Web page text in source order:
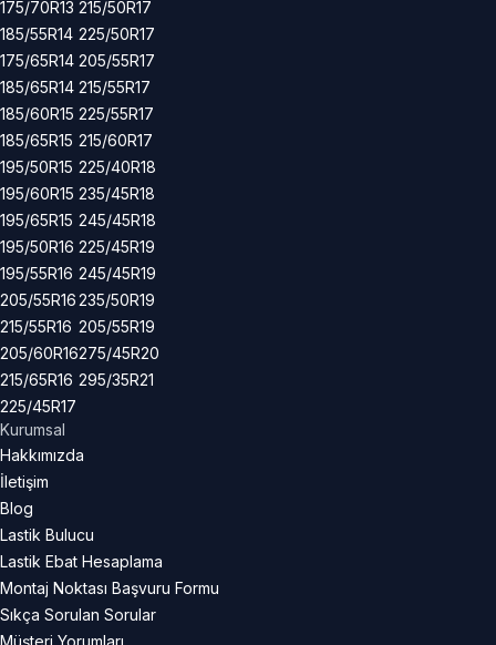
175/70R13
185/55R14
175/65R14
185/65R14
185/60R15
185/65R15
195/50R15
195/60R15
195/65R15
195/50R16
195/55R16
205/55R16
215/55R16
205/60R16
215/65R16
225/45R17
215/50R17
225/50R17
205/55R17
215/55R17
225/55R17
215/60R17
225/40R18
235/45R18
245/45R18
225/45R19
245/45R19
235/50R19
205/55R19
275/45R20
295/35R21
Kurumsal
Hakkımızda
İletişim
Blog
Lastik Bulucu
Lastik Ebat Hesaplama
Montaj Noktası Başvuru Formu
Sıkça Sorulan Sorular